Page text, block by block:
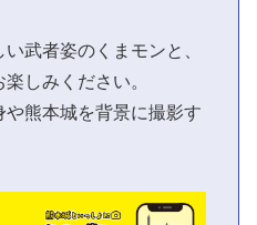
武者姿のくまモンと、
しみください。
や熊本城を背景に撮影す